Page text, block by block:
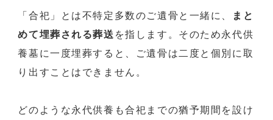
「合祀」とは不特定多数のご遺骨と一緒に、
まと
めて埋葬される葬送 を指します。そのため永代供
養墓に一度埋葬すると、ご遺骨は二度と個別に取
り出すことはできません。
どのような永代供養も合祀までの猶予期間を設け